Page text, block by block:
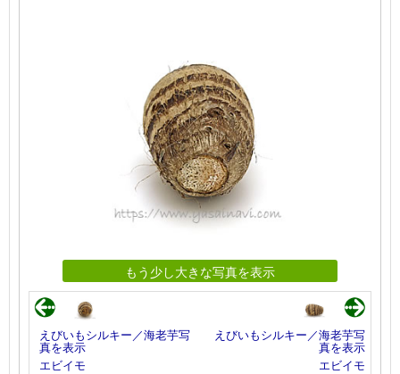
もう少し大きな写真を表示
えびいもシルキー／海老芋写
真を表示
エビイモ
えびいもシルキー／海老芋写
真を表示
エビイモ